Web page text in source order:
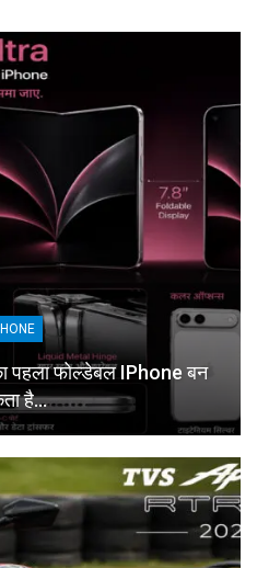
पहला फोल्डेबल IPhone बन
है…